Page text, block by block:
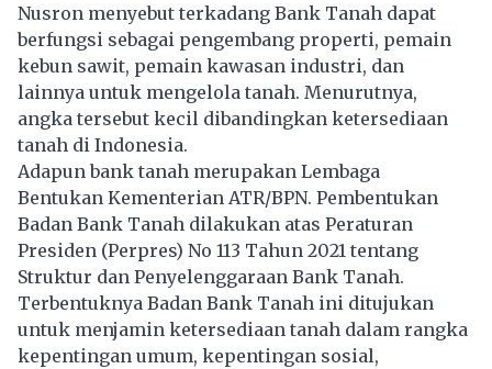
Nusron menyebut terkadang Bank Tanah dapat
berfungsi sebagai pengembang properti, pemain
kebun sawit, pemain kawasan industri, dan
lainnya untuk mengelola tanah. Menurutnya,
angka tersebut kecil dibandingkan ketersediaan
tanah di Indonesia.
Adapun bank tanah merupakan Lembaga
Bentukan Kementerian ATR/BPN. Pembentukan
Badan Bank Tanah dilakukan atas Peraturan
Presiden (Perpres) No 113 Tahun 2021 tentang
Struktur dan Penyelenggaraan Bank Tanah.
Terbentuknya Badan Bank Tanah ini ditujukan
untuk menjamin ketersediaan tanah dalam rangka
kepentingan umum, kepentingan sosial,